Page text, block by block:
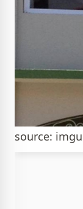
source: